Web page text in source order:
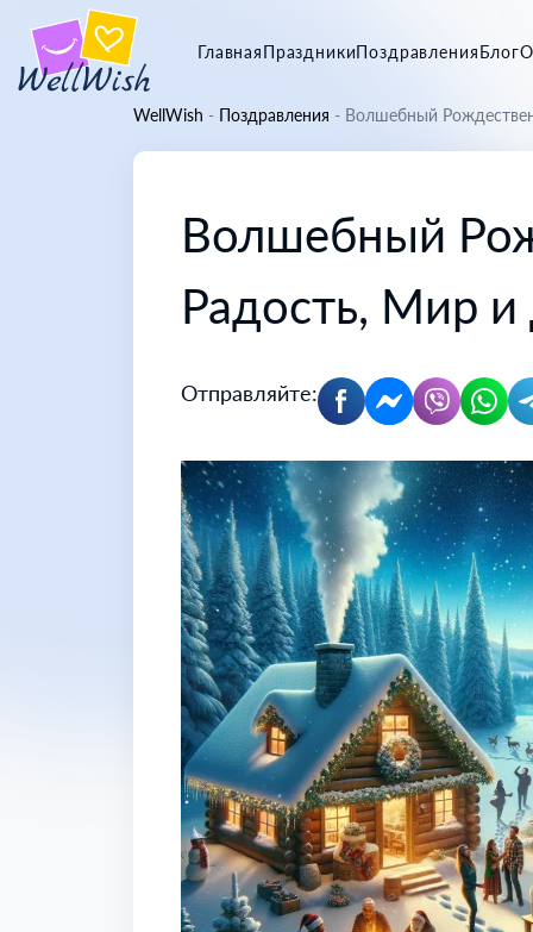
ГлавнаяПраздникиПоздравленияБлог
WellWish - Поздравления - Волшебный
Волшебный
Радость, Мир
Отправляйте: